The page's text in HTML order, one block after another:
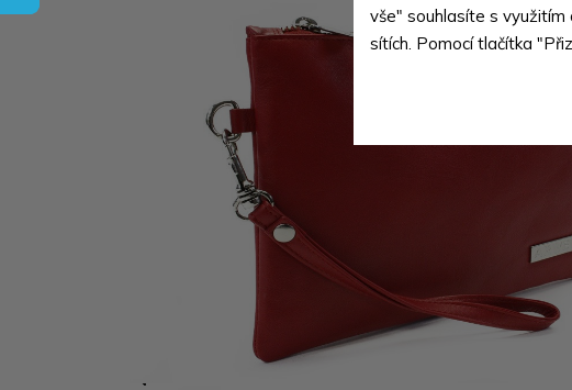
vše" souhlasíte s využitím
sítích. Pomocí tlačítka